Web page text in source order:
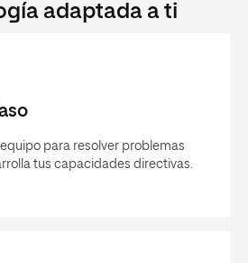
adaptada a ti
equipo para resolver problemas
tus capacidades directivas.